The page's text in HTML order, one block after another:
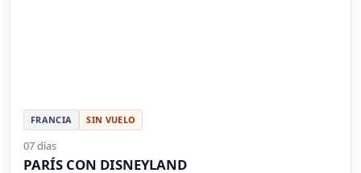
FRANCIA SIN VUELO
07 días
PARÍS CON DISNEYLAND